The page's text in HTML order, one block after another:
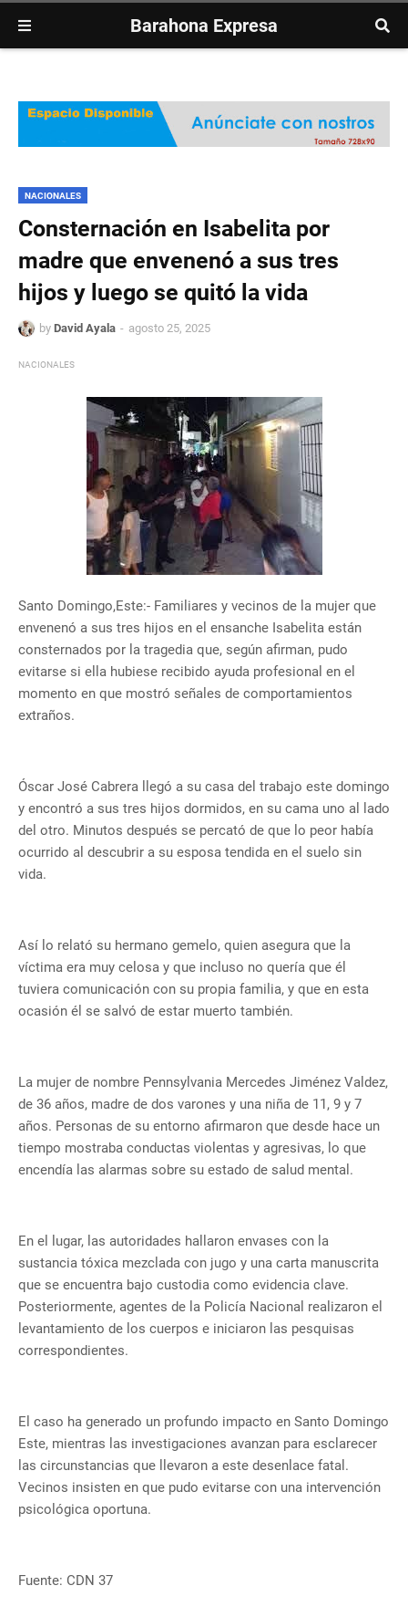
Barahona Expresa
NACIONALES
Consternación en Isabelita por
madre que envenenó a sus tres
hijos y luego se quitó la vida
by David Ayala agosto 25, 2025
NACIONALES
Santo Domingo,Este:- Familiares y vecinos de la mujer que
envenenó a sus tres hijos en el ensanche Isabelita están
consternados por la tragedia que, según afirman, pudo
evitarse si ella hubiese recibido ayuda profesional en el
momento en que mostró señales de comportamientos
extraños.
Óscar José Cabrera llegó a su casa del trabajo este domingo
y encontró a sus tres hijos dormidos, en su cama uno al lado
del otro. Minutos después se percató de que lo peor había
ocurrido al descubrir a su esposa tendida en el suelo sin
vida.
Así lo relató su hermano gemelo, quien asegura que la
víctima era muy celosa y que incluso no quería que él
tuviera comunicación con su propia familia, y que en esta
ocasión él se salvó de estar muerto también.
La mujer de nombre Pennsylvania Mercedes Jiménez Valdez,
de 36 años, madre de dos varones y una niña de 11, 9 y 7
años. Personas de su entorno afirmaron que desde hace un
tiempo mostraba conductas violentas y agresivas, lo que
encendía las alarmas sobre su estado de salud mental.
En el lugar, las autoridades hallaron envases con la
sustancia tóxica mezclada con jugo y una carta manuscrita
que se encuentra bajo custodia como evidencia clave.
Posteriormente, agentes de la Policía Nacional realizaron el
levantamiento de los cuerpos e iniciaron las pesquisas
correspondientes.
El caso ha generado un profundo impacto en Santo Domingo
Este, mientras las investigaciones avanzan para esclarecer
las circunstancias que llevaron a este desenlace fatal.
Vecinos insisten en que pudo evitarse con una intervención
psicológica oportuna.
Fuente: CDN 37